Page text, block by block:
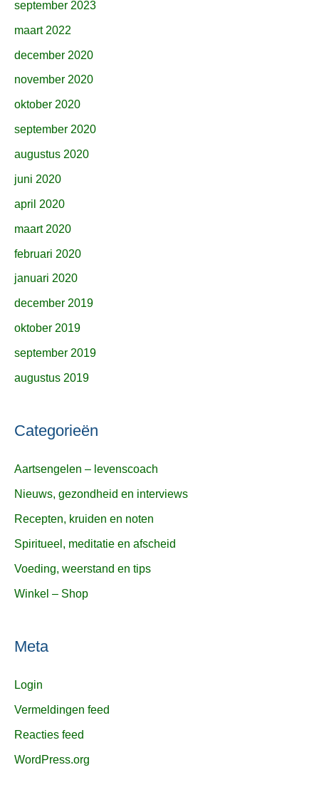
september 2023
maart 2022
december 2020
november 2020
oktober 2020
september 2020
augustus 2020
juni 2020
april 2020
maart 2020
februari 2020
januari 2020
december 2019
oktober 2019
september 2019
augustus 2019
Categorieën
Aartsengelen – levenscoach
Nieuws, gezondheid en interviews
Recepten, kruiden en noten
Spiritueel, meditatie en afscheid
Voeding, weerstand en tips
Winkel – Shop
Meta
Login
Vermeldingen feed
Reacties feed
WordPress.org